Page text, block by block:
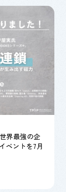
界最強の企
ベントを7月